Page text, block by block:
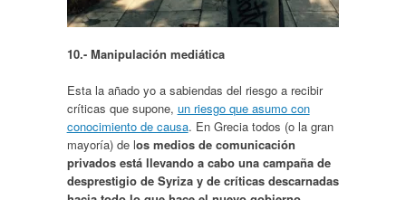
10.- Manipulación mediática
Esta la añado yo a sabiendas del riesgo a recibir
críticas que supone, un riesgo que asumo con
conocimiento de causa. En Grecia todos (o la gran
mayoría) de los medios de comunicación
privados está llevando a cabo una campaña de
desprestigio de Syriza y de críticas descarnadas